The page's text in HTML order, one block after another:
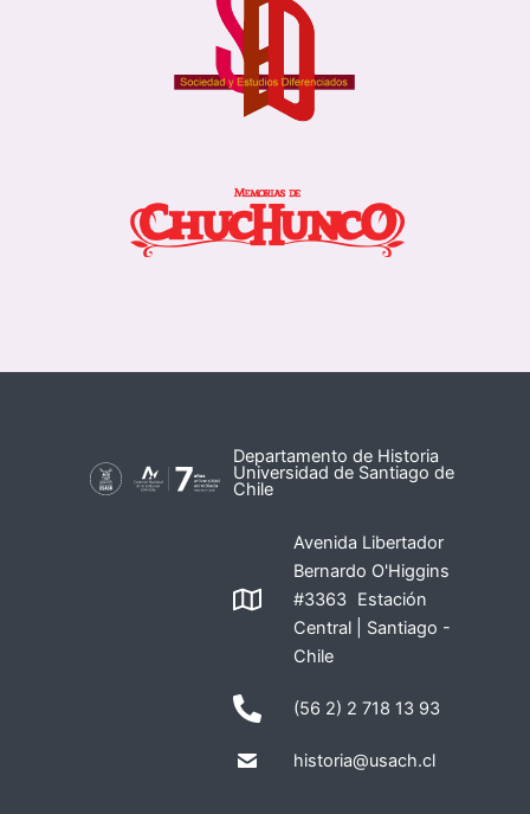
Departamento de Historia
Universidad de Santiago de
Chile
Avenida Libertador
Bernardo O'Higgins
#3363 Estación
Central | Santiago -
Chile
(56 2) 2 718 13 93
historia@usach.cl